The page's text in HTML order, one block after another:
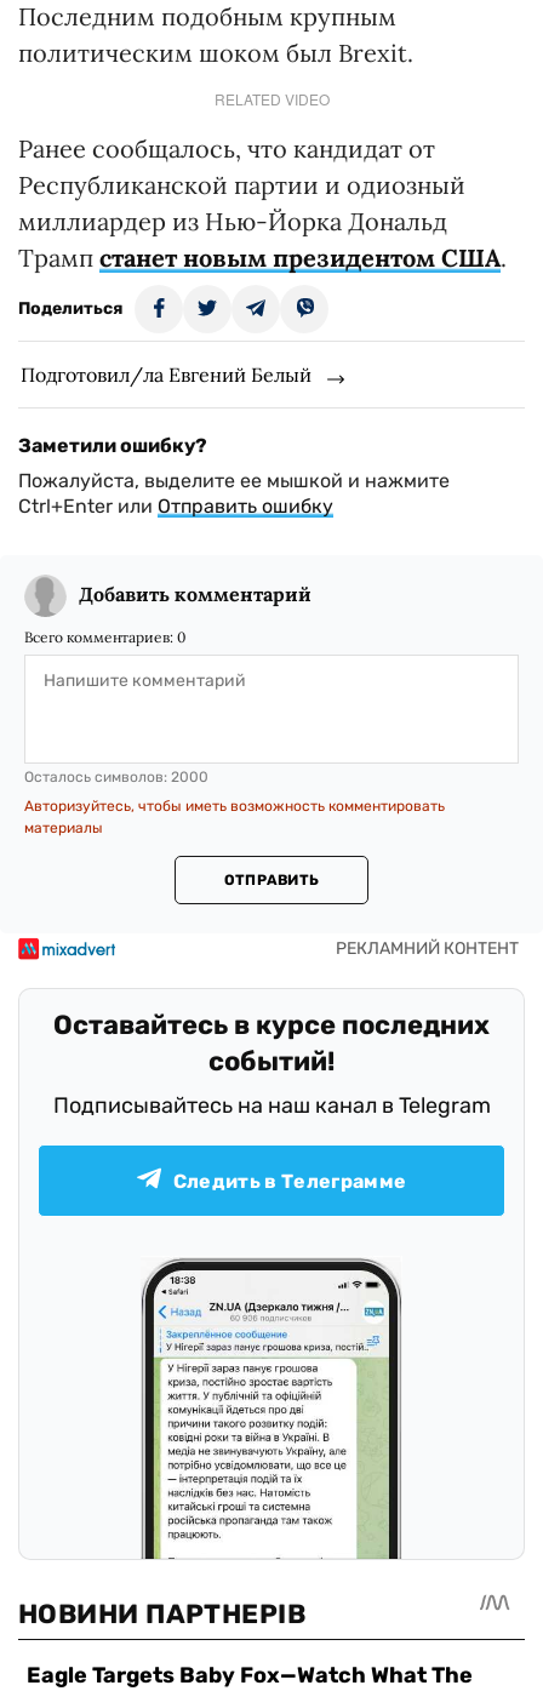
Последним подобным крупным
политическим шоком был Brexit.
RELATED VIDEO
Ранее сообщалось, что кандидат от
Республиканской партии и одиозный
миллиардер из Нью-Йорка Дональд
Трамп станет новым президентом США.
Поделиться
Подготовил/ла Евгений Белый
Заметили ошибку?
Пожалуйста, выделите ее мышкой и нажмите
Ctrl+Enter или Отправить ошибку
Добавить комментарий
Всего комментариев: 0
Осталось символов: 2000
Авторизуйтесь, чтобы иметь возможность комментировать
материалы
ОТПРАВИТЬ
Оставайтесь в курсе последних
событий!
Подписывайтесь на наш канал в Telegram
Следить в Телеграмме